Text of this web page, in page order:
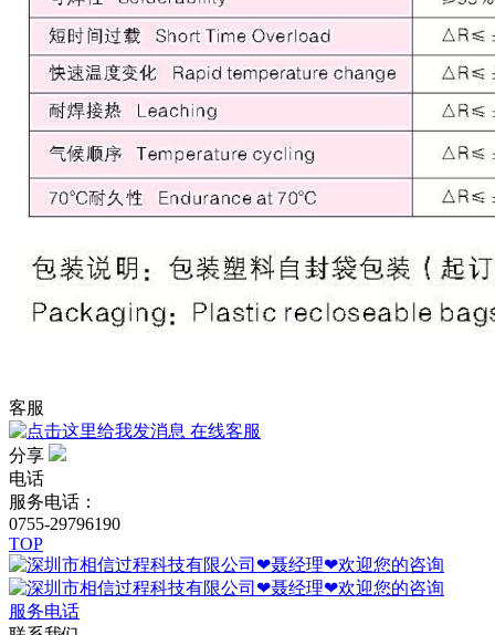
客服
在线客服
分享
电话
服务电话：
0755-29796190
TOP
服务电话